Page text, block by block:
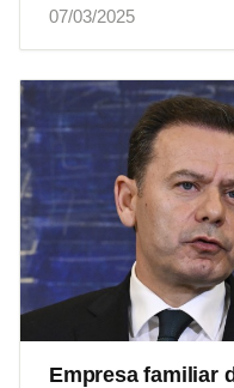
07/03/2025
Empresa familiar